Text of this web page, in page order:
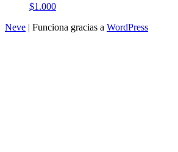
$1.000
Neve | Funciona gracias a WordPress